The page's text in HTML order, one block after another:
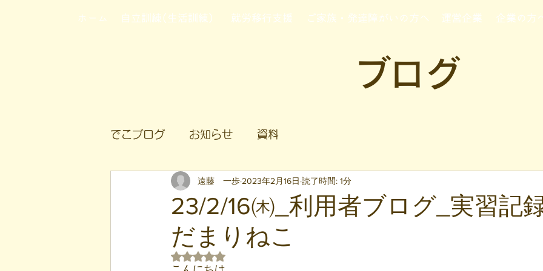
ホーム 自立訓練(生活訓練) 就労移行支援 ご家族・発達障がいの方へ 運営企業 企業の方
ブログ
でこブログ お知らせ 資料
23/2/16㈭_利用者ブログ_実習記
だまりねこ
遠藤 一歩 2023年2月16日 読了時間: 1分
5つ星のうちNaNと評価されています。